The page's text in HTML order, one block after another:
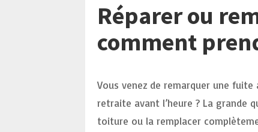
Réparer ou
comment
Vous venez de remarquer une
retraite avant l’heure ? La grande
toiture ou la remplacer